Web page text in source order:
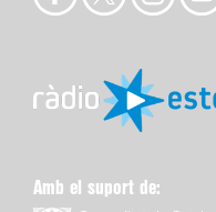
Amb el suport de: